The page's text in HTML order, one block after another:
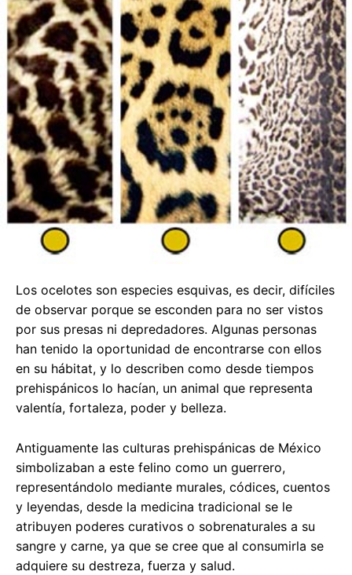
Los ocelotes son especies esquivas, es decir, difíciles
de observar porque se esconden para no ser vistos
por sus presas ni depredadores. Algunas personas
han tenido la oportunidad de encontrarse con ellos
en su hábitat, y lo describen como desde tiempos
prehispánicos lo hacían, un animal que representa
valentía, fortaleza, poder y belleza.
Antiguamente las culturas prehispánicas de México
simbolizaban a este felino como un guerrero,
representándolo mediante murales, códices, cuentos
y leyendas, desde la medicina tradicional se le
atribuyen poderes curativos o sobrenaturales a su
sangre y carne, ya que se cree que al consumirla se
adquiere su destreza, fuerza y salud.